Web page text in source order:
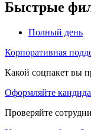
Быстрые
Полный день
Корпоративная
Какой соцпакет вы
Оформляйте
Проверяйте